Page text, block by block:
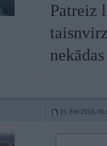
Patreiz
15. Feb 2016,